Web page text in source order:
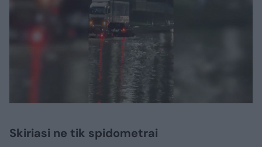
Skiriasi ne tik spidometrai